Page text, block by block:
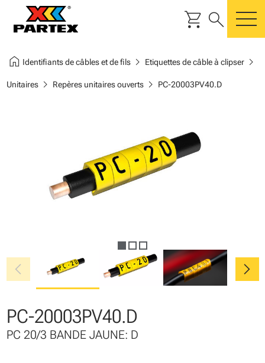
shopping_cart search
home Identifiants de câbles et de filschevron_right Etiquettes de câble à clipserchevron_right
Unitaireschevron_right Repères unitaires ouvertschevron_right PC-20003PV40.D
chevron_left chevron_right
PC-20003PV40.D
PC 20/3 BANDE JAUNE: D